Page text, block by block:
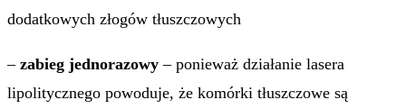
dodatkowych złogów tłuszczowych
– zabieg jednorazowy – ponieważ działanie lasera
lipolitycznego powoduje, że komórki tłuszczowe są